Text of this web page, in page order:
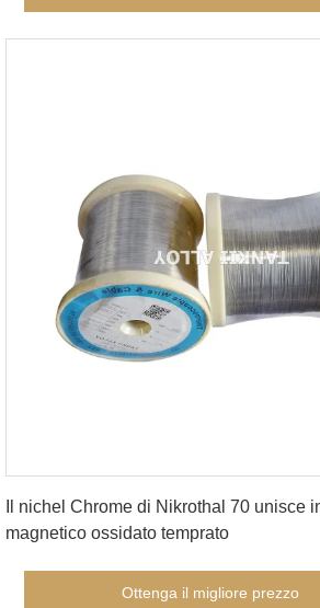
Il nichel Chrome di Nikrothal 70 unisce
magnetico ossidato temprato
Ottenga il migliore prezzo